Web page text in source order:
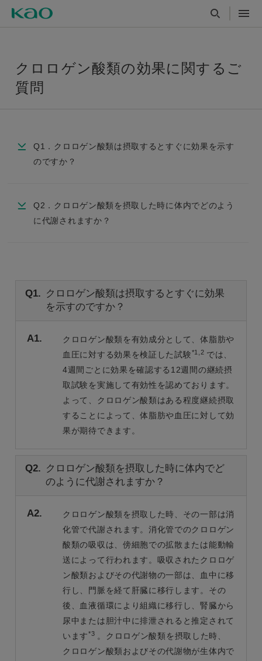
クロロゲン酸類の効果に関するご
質問
Q1．クロロゲン酸類は摂取するとすぐに効果を示す
のですか？
Q2．クロロゲン酸類を摂取した時に体内でどのよう
に代謝されますか？
Q1. クロロゲン酸類は摂取するとすぐに効果
を示すのですか？
A1.
クロロゲン酸類を有効成分として、体脂肪や
血圧に対する効果を検証した試験*1,2 では、
4週間ごとに効果を確認する12週間の継続摂
取試験を実施して有効性を認めております。
よって、クロロゲン酸類はある程度継続摂取
することによって、体脂肪や血圧に対して効
果が期待できます。
Q2. クロロゲン酸類を摂取した時に体内でど
のように代謝されますか？
A2.
クロロゲン酸類を摂取した時、その一部は消
化管で代謝されます。消化管でのクロロゲン
酸類の吸収は、傍細胞での拡散または能動輸
送によって行われます。吸収されたクロロゲ
ン酸類およびその代謝物の一部は、血中に移
行し、門脈を経て肝臓に移行します。その
後、血液循環により組織に移行し、腎臓から
尿中または胆汁中に排泄されると推定されて
います*3 。クロロゲン酸類を摂取した時、
クロロゲン酸類およびその代謝物が生体内で